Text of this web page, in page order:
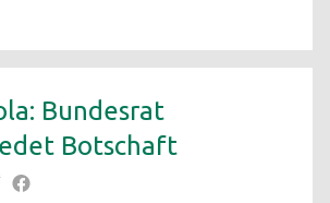
Bundesrat
Botschaft